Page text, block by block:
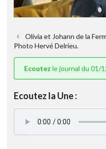
Olivia et Johann de la
Photo Hervé Delrieu.
Ecoutez le journal du 01/
Ecoutez la Une :